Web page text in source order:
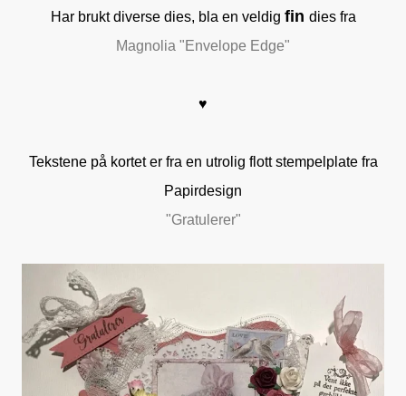
Har brukt diverse dies, bla en veldig fin dies fra
Magnolia "Envelope Edge"
♥
Tekstene på kortet er fra en utrolig flott stempelplate fra
Papirdesign
"Gratulerer"